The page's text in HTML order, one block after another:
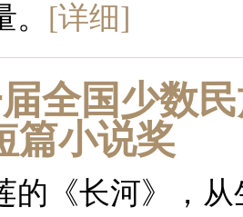
[详细]
全国少数
篇小说奖
《长河》，从